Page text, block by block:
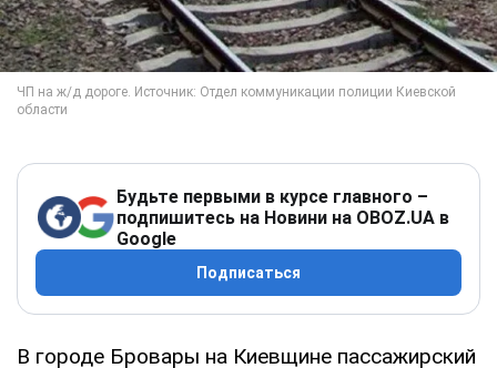
Будьте первыми в курсе главного –
подпишитесь на Новини на OBOZ.UA в
Google
Подписаться
В городе Бровары на Киевщине пассажирский